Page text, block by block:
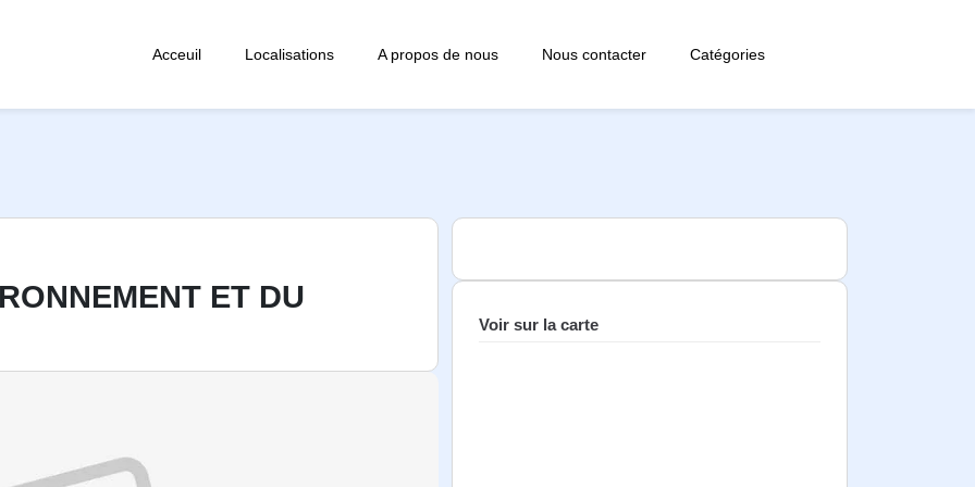
Acceuil Localisations A propos de nous Nous contacter Catégories
ET DU
Voir sur la carte